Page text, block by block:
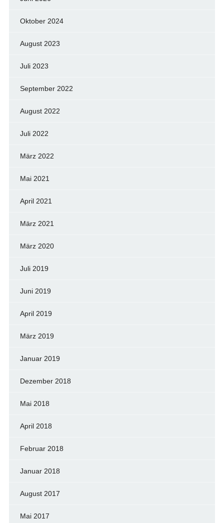
Oktober 2024
August 2023
Juli 2023
September 2022
August 2022
Juli 2022
März 2022
Mai 2021
April 2021
März 2021
März 2020
Juli 2019
Juni 2019
April 2019
März 2019
Januar 2019
Dezember 2018
Mai 2018
April 2018
Februar 2018
Januar 2018
August 2017
Mai 2017